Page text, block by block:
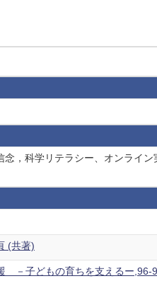
，科学リテラシー、オンライン
(共著)
－子どもの育ちを支えるー,96-